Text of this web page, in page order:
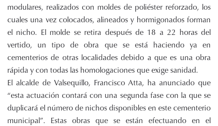
modulares, realizados con moldes de poliéster reforzado, los
cuales una vez colocados, alineados y hormigonados forman
el nicho. El molde se retira después de 18 a 22 horas del
vertido, un tipo de obra que se está haciendo ya en
cementerios de otras localidades debido a que es una obra
rápida y con todas las homologaciones que exige sanidad.
El alcalde de Valsequillo, Francisco Atta, ha anunciado que
“esta actuación contará con una segunda fase con la que se
duplicará el número de nichos disponibles en este cementerio
municipal”. Estas obras que se están efectuando en el